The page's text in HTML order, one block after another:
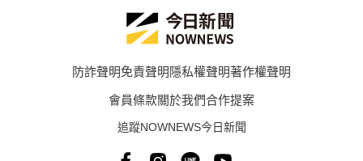
防詐聲明免責聲明隱私權聲明著作權聲明
會員條款關於我們合作提案
追蹤NOWNEWS今日新聞